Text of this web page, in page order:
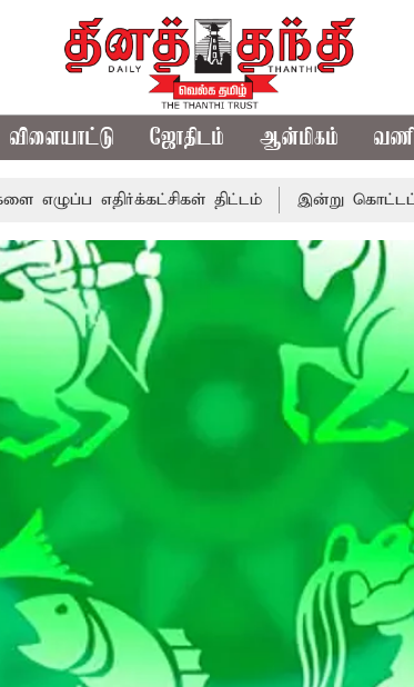
விளையாட்டு ஜோதிடம் ஆன்மிகம்
திட்டம் இன்று கொட்டப்போகும்